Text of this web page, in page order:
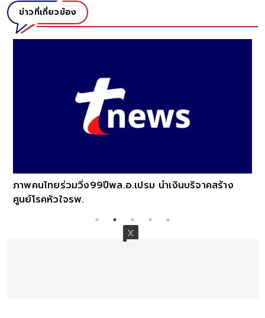
ข่าวที่เกี่ยวข้อง
ภาพคนไทยร่วมวิ่ง99ปีพล.อ.เปรม นำเงินบริจาคสร้าง
ศูนย์โรคหัวใจรพ.